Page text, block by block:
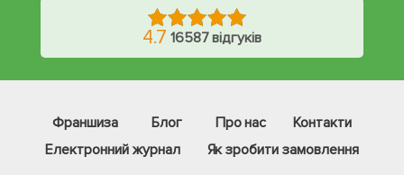
4.7 16587 відгуків
Франшиза Блог Про нас
Контакти
Електронний журнал
Як зробити замовлення